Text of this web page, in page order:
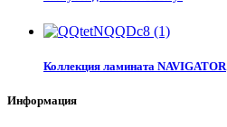
Коллекция ламината NAVIGATOR
Информация